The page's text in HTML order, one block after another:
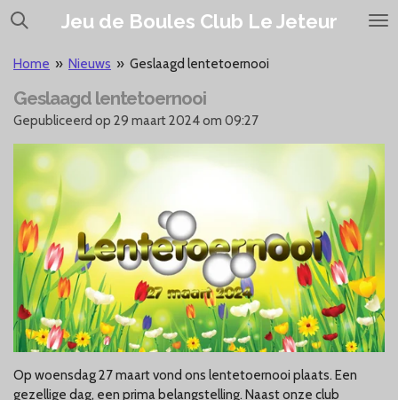
Ga
naar
hoofdinhoud
Jeu de Boules Club Le Jeteur
Home » Nieuws » Geslaagd lentetoernooi
Geslaagd lentetoernooi
Gepubliceerd op 29 maart 2024 om 09:27
Op woensdag 27 maart vond ons lentetoernooi plaats. Een
gezellige dag, een prima belangstelling. Naast onze club